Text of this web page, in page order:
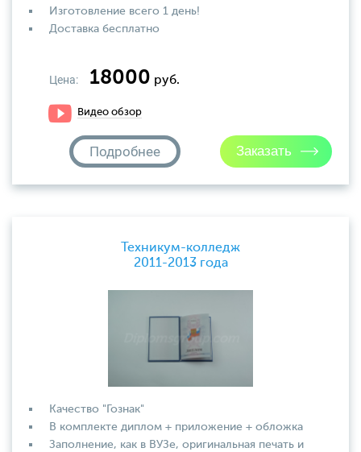
Изготовление всего 1 день!
Доставка бесплатно
Цена: 18000 руб.
Видео обзор
Подробнее
Техникум-колледж
2011-2013 года
Качество "Гознак"
В комплекте диплом + приложение + обложка
Заполнение, как в ВУЗе, оригинальная печать и